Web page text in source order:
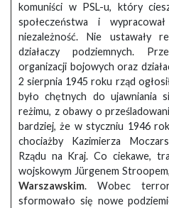
komuniści w PSL-u, który
społeczeństwa i
niezależność. Nie ustawały
działaczy podziemnych.
organizacji bojowych oraz
2 sierpnia 1945 roku rząd
było chętnych do ujawniania
reżimu, z obawy o
bardziej, że w styczniu 1946
chociażby Kazimierza
Rządu na Kraj. Co ciekawe,
wojskowym Jürgenem
Warszawskim. Wobec
sformowało się nowe